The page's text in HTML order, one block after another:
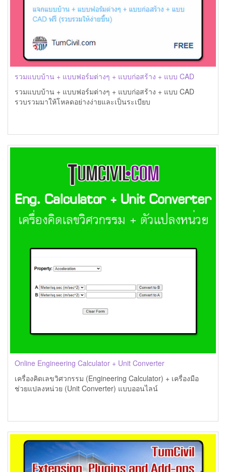
รวมแบบบ้าน + แบบฟอร์มต่างๆ + แบบก่อสร้าง + แบบ CAD
รวมแบบบ้าน + แบบฟอร์มต่างๆ + แบบก่อสร้าง + แบบ CAD
รวบรวมมาให้โหลดอย่างง่ายและเป็นระเบียบ
Online Engineering Calculator + Unit Converter
เครื่องคิดเลขวิศวกรรม (Engineering Calculator) + เครื่องมือ
ช่วยแปลงหน่วย (Unit Converter) แบบออนไลน์